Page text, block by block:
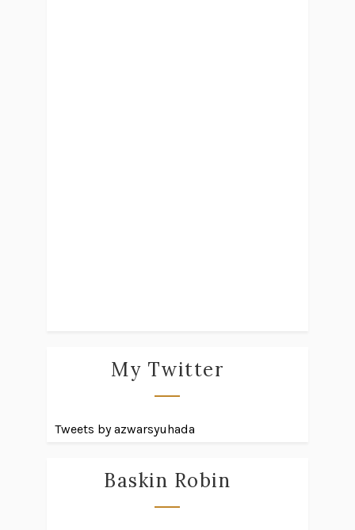
My Twitter
Tweets by azwarsyuhada
Baskin Robin